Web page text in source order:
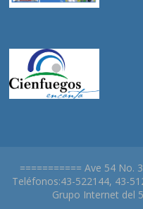
=========== Ave 54 No.
Teléfonos:43-522144, 43-
Grupo Internet del